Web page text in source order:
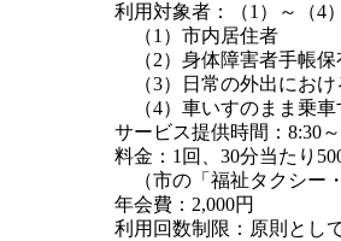
利用対象者：（1）～（4
（1）市内居住者
（2）身体障害者手帳
（3）日常の外出にお
（4）車いすのまま乗
サービス提供時間：8:30
料金：1回、30分当たり
（市の「福祉タクシー
年会費：2,000円
利用回数制限：原則とし